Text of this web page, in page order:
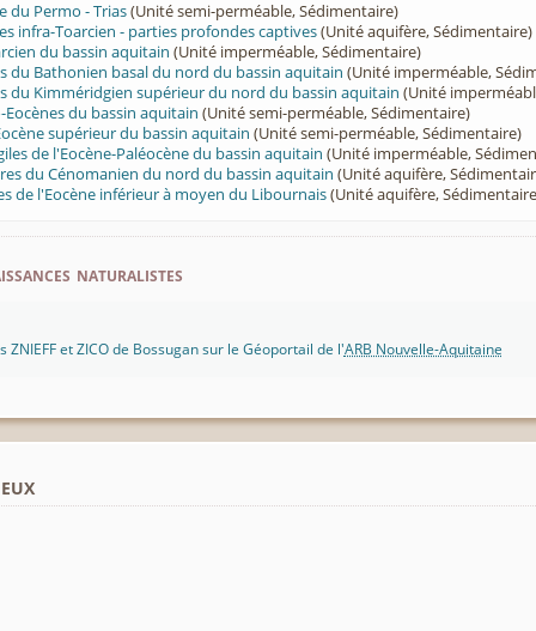
du Permo - Trias(Unité semi-perméable, Sédimentaire)
infra-Toarcien - parties profondes captives(Unité aquifère, Sédimentaire)
du bassin aquitain (Unité imperméable, Sédimentaire)
du Bathonien basal du nord du bassin aquitain (Unité imperméable,
du Kimméridgien supérieur du nord du bassin aquitain (Unité
Eocènes du bassin aquitain (Unité semi-perméable, Sédimentaire)
supérieur du bassin aquitain (Unité semi-perméable, Sédimentaire)
de l'Eocène-Paléocène du bassin aquitain (Unité imperméable,
du Cénomanien du nord du bassin aquitain (Unité aquifère,
de l'Eocène inférieur à moyen du Libournais(Unité aquifère,
naturalistes
ZNIEFF et ZICO de Bossugan sur le Géoportail de l'ARB Nouvelle-Aquitaine